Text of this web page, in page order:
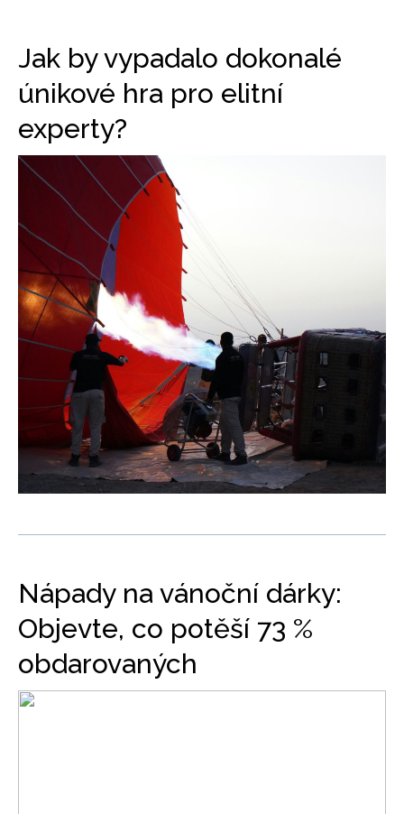
Jak by vypadalo dokonalé
únikové hra pro elitní
experty?
Nápady na vánoční dárky:
Objevte, co potěší 73 %
obdarovaných